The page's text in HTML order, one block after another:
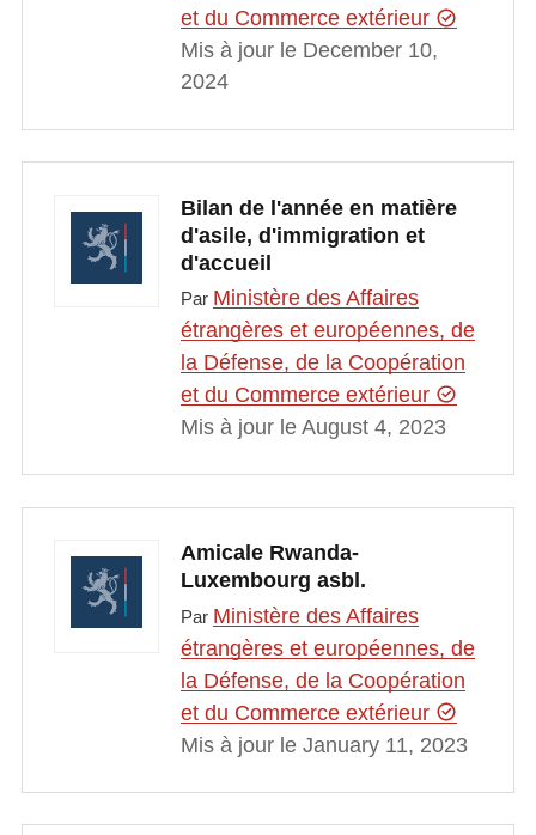
et du Commerce extérieur
Mis à jour le December 10,
2024
Bilan de l'année en matière
d'asile, d'immigration et
d'accueil
Par Ministère des Affaires
étrangères et européennes, de
la Défense, de la Coopération
et du Commerce extérieur
Mis à jour le August 4, 2023
Amicale Rwanda-
Luxembourg asbl.
Par Ministère des Affaires
étrangères et européennes, de
la Défense, de la Coopération
et du Commerce extérieur
Mis à jour le January 11, 2023